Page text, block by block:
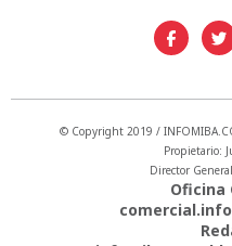
© Copyright 2019 /
Propietario:
Director
Oficina